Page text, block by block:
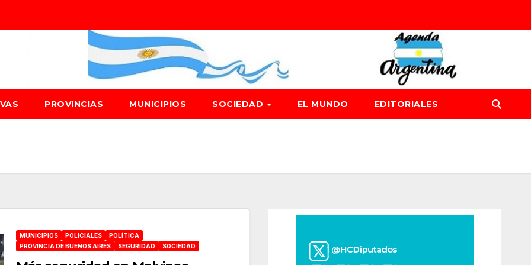
PROVINCIAS MUNICIPIOS SOCIEDAD EL MUNDO EDITORIALES
MUNICIPIOS POLICIALES
POLÍTICA
PROVINCIA DE BUENOS AIRES
SEGURIDAD SOCIEDAD